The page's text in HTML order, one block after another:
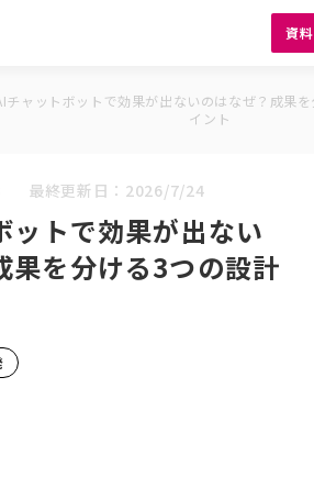
資
チャットボットで効果が出ないのはなぜ？成果
イント
最終更新日： 2026/7/24
ットで効果が出ない
果を分ける3つの設計